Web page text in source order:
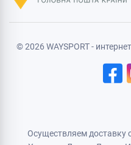
© 2026 WAYSPORT -
Осуществляем доставку